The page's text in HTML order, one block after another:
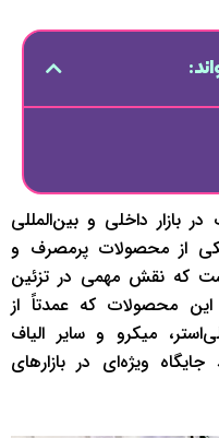
بازار داخلی و بین‌المللی
از محصولات پرمصرف و
که نقش مهمی در تزئین
این محصولات که عمدتاً از
میکرو و سایر الیاف
ویژه‌ای در بازارهای